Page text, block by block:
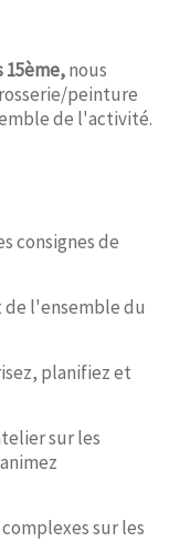
15ème,nous
peinture
de l'activité.
consignes de
de l'ensemble du
planifiez et
sur les
sur les